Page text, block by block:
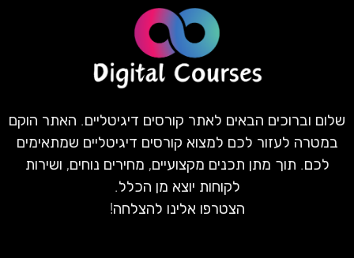
שלום וברוכים הבאים לאתר קורסים דיגיטליים. האתר הוקם
במטרה לעזור לכם למצוא קורסים דיגיטליים שמתאימים
לכם. תוך מתן תכנים מקצועיים, מחירים נוחים, ושירות
לקוחות יוצא מן הכלל.
הצטרפו אלינו להצלחה!